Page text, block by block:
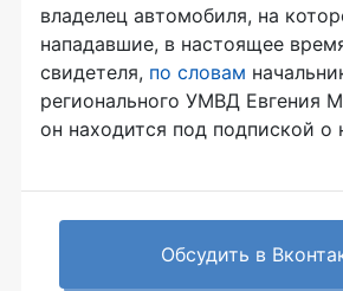
владелец автомобиля, на
нападавшие, в настоящее
свидетеля, по словам
регионального УМВД Евгения
он находится под подпиской о
Обсудить в